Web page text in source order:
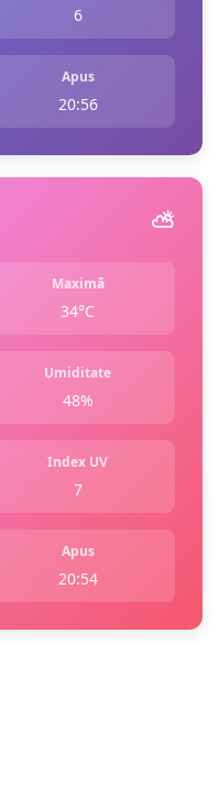
6
Apus
20:56
⛅️
Maximă
34°C
Umiditate
48%
Index UV
7
Apus
20:54